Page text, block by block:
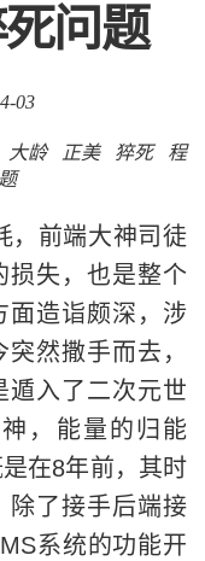
问题
03
大龄 正美 猝死
程
前端大神司徒
损失，也是整个
面造诣颇深，涉
然撒手而去，
遁入了二次元世
，能量的归能
在8年前，其时
除了接手后端接
系统的功能开